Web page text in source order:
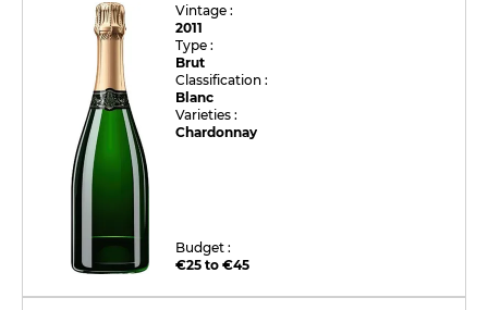
Vintage :
2011
Type :
Brut
Classification :
Blanc
Varieties :
Chardonnay
Budget :
€25 to €45